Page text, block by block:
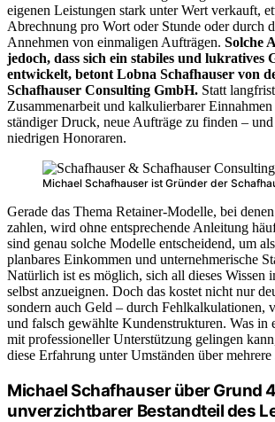
eigenen Leistungen stark unter Wert verkauft,
Abrechnung pro Wort oder Stunde oder durch
Annehmen von einmaligen Aufträgen. Solche
jedoch, dass sich ein stabiles und lukratives
entwickelt, betont Lobna Schafhauser von
Schafhauser Consulting GmbH. Statt
Zusammenarbeit und kalkulierbarer Einnahmen
ständiger Druck, neue Aufträge zu finden –
niedrigen Honoraren.
Michael Schafhauser ist Gründer der
Gerade das Thema Retainer-Modelle, bei
zahlen, wird ohne entsprechende Anleitung
sind genau solche Modelle entscheidend, um
planbares Einkommen und unternehmerische
Natürlich ist es möglich, sich all dieses Wissen
selbst anzueignen. Doch das kostet nicht nur
sondern auch Geld – durch Fehlkalkulationen,
und falsch gewählte Kundenstrukturen. Was in
mit professioneller Unterstützung gelingen
diese Erfahrung unter Umständen über mehrere
Michael Schafhauser über Grund
unverzichtbarer Bestandteil des